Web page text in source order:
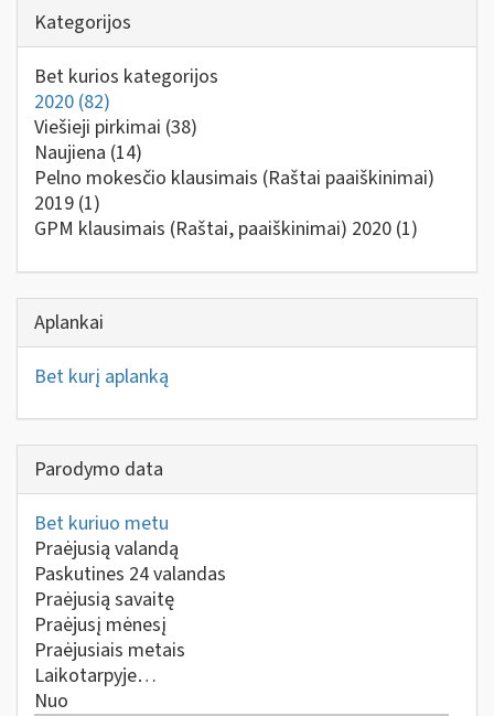
Kategorijos
Bet kurios kategorijos
2020 (82)
Viešieji pirkimai (38)
Naujiena (14)
Pelno mokesčio klausimais (Raštai paaiškinimai)
2019 (1)
GPM klausimais (Raštai, paaiškinimai) 2020 (1)
Aplankai
Bet kurį aplanką
Parodymo data
Bet kuriuo metu
Praėjusią valandą
Paskutines 24 valandas
Praėjusią savaitę
Praėjusį mėnesį
Praėjusiais metais
Laikotarpyje…
Nuo